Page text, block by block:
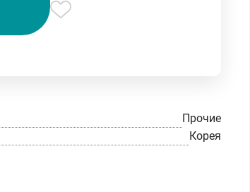
Прочие
Корея